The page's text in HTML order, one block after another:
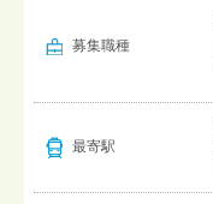
募集職種
最寄駅